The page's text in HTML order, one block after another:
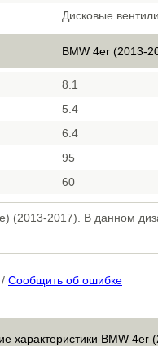
Дисковые
BMW 4er (2013-
8.1
5.4
6.4
95
60
2017). В данном
/ Сообщить об ошибке
характеристики BMW 4er